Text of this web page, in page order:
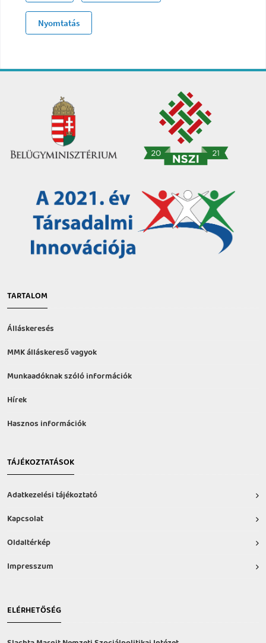
Nyomtatás
TARTALOM
Álláskeresés
MMK álláskereső vagyok
Munkaadóknak szóló információk
Hírek
Hasznos információk
TÁJÉKOZTATÁSOK
Adatkezelési tájékoztató
Kapcsolat
Oldaltérkép
Impresszum
ELÉRHETŐSÉG